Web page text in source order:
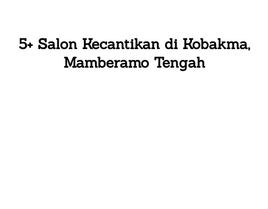
5+ Salon Kecantikan di Kobakma,
Mamberamo Tengah